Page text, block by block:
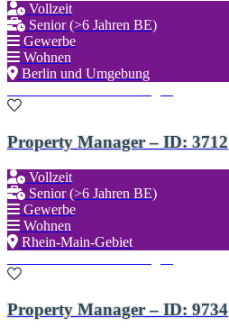
Vollzeit
Senior (>6 Jahren BE)
Gewerbe
Wohnen
Berlin und Umgebung
Property Manager – ID: 3712
Vollzeit
Senior (>6 Jahren BE)
Gewerbe
Wohnen
Rhein-Main-Gebiet
Property Manager – ID: 9734